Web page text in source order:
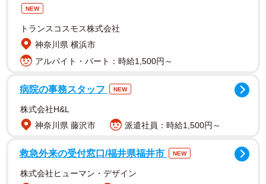
ことが「ほう助」に当たるということだった。オーバース
テイが切れる時に「帰らないで」とか「一緒にいて」など
と女性が積極的に話したわけではなく、普通に暮らしてい
た。女性には「ほう助」という意識は全くなかった。
外国人同士で在留資格のある者とない者が同居している
NEW
トランスコスモス株式会社
神奈川県 横浜市
アルバイト・パート：時給1,500円～
病院の事務スタッフ NEW
株式会社H&L
神奈川県 藤沢市
派遣社員：時給1,500円～
救急外来の受付窓口/福井県福井市 NEW
株式会社ヒューマン・デザイン